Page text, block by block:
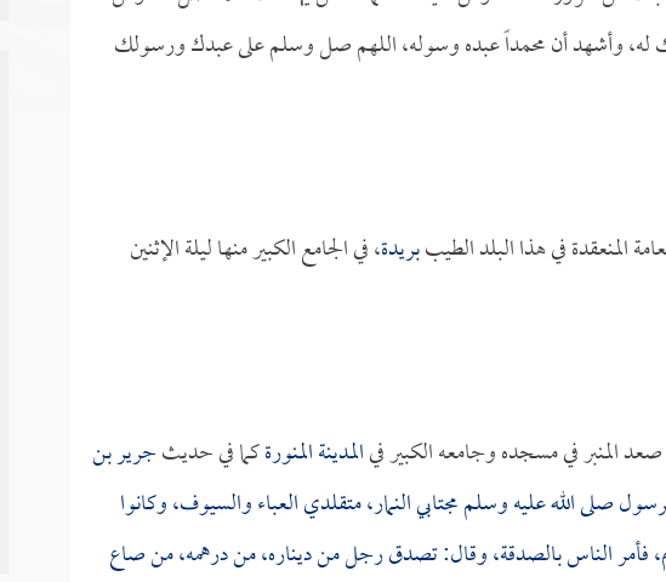
له، وأشهد أن محمداً عبده وسوله، اللهم صل وسلم على عبدك ورسولك
المنعقدة في هذا البلد الطيببريدة، في الجامع الكبير منها ليلة الإثنين
المنبر في مسجده وجامعه الكبير فيالمدينة المنورةكما في حديثجرير بن
صلى الله عليه وسلم مجتابي النمار، متقلدي العباء والسيوف، وكانوا
فأمر الناس بالصدقة، وقال: تصدق رجل من ديناره، من درهمه، من صاع